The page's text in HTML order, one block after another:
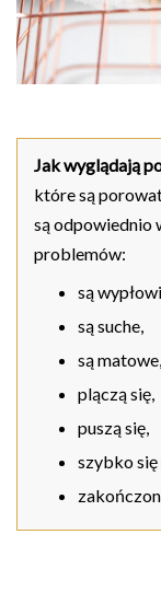
Jak wyglądają
które są
są odpowiednio
problemów:
są
są suche,
są matowe,
plączą się,
puszą się,
szybko się